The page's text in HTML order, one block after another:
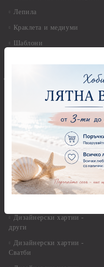
Лепила
Краклета и медиуми
Шаблони
Дизайнерски хартии
Дизайнерски хартии - 15.20
Дизайнерски хартии - 20.30
х 20.30 см.
Дизайнерски хартии - 30.50
х 30.50 см.
Дизайнерски хартии - 21,00
х 29,70 см
Дизайнерски хартии - 15.20
Дизайнерски хартии -
други
Дизайнерски хартии -
Сватби